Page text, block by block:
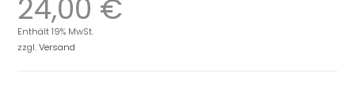
24,00 €
Enthält 19% MwSt.
zzgl.Versand